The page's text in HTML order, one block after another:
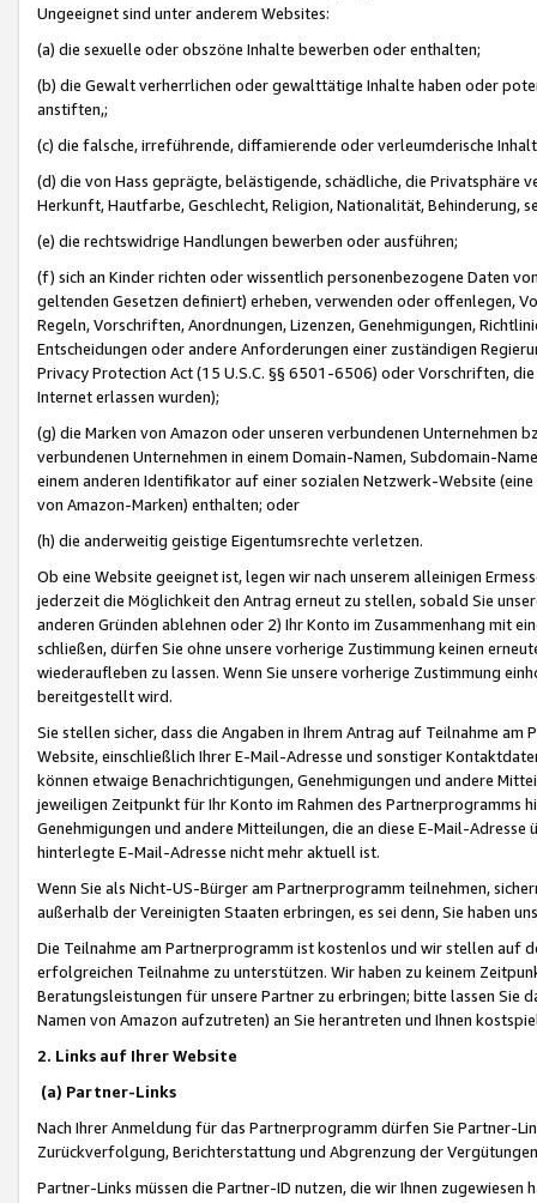
Ungeeignet sind unter anderem Websites:
(a) die sexuelle oder obszöne Inhalte bewerben oder enthalten;
(b) die Gewalt verherrlichen oder gewalttätige Inhalte haben oder
anstiften,;
(c) die falsche, irreführende, diffamierende oder verleumderische
(d) die von Hass geprägte, belästigende, schädliche, die Privatsphäre
Herkunft, Hautfarbe, Geschlecht, Religion, Nationalität, Behinderung,
(e) die rechtswidrige Handlungen bewerben oder ausführen;
(f) sich an Kinder richten oder wissentlich personenbezogene Daten
geltenden Gesetzen definiert) erheben, verwenden oder offenlegen,
Regeln, Vorschriften, Anordnungen, Lizenzen, Genehmigungen,
Entscheidungen oder andere Anforderungen einer zuständigen
Privacy Protection Act (15 U.S.C. §§ 6501-6506) oder Vorschriften,
Internet erlassen wurden);
(g) die Marken von Amazon oder unseren verbundenen Unternehmen
verbundenen Unternehmen in einem Domain-Namen, Subdomain-
einem anderen Identifikator auf einer sozialen Netzwerk-Website
von Amazon-Marken) enthalten; oder
(h) die anderweitig geistige Eigentumsrechte verletzen.
Ob eine Website geeignet ist, legen wir nach unserem alleinigen
jederzeit die Möglichkeit den Antrag erneut zu stellen, sobald Sie
anderen Gründen ablehnen oder 2) Ihr Konto im Zusammenhang mit
schließen, dürfen Sie ohne unsere vorherige Zustimmung keinen
wiederaufleben zu lassen. Wenn Sie unsere vorherige Zustimmung
bereitgestellt wird.
Sie stellen sicher, dass die Angaben in Ihrem Antrag auf Teilnahme
Website, einschließlich Ihrer E-Mail-Adresse und sonstiger
können etwaige Benachrichtigungen, Genehmigungen und andere
jeweiligen Zeitpunkt für Ihr Konto im Rahmen des Partnerprogramms
Genehmigungen und andere Mitteilungen, die an diese E-Mail-
hinterlegte E-Mail-Adresse nicht mehr aktuell ist.
Wenn Sie als Nicht-US-Bürger am Partnerprogramm teilnehmen,
außerhalb der Vereinigten Staaten erbringen, es sei denn, Sie haben
Die Teilnahme am Partnerprogramm ist kostenlos und wir stellen auf
erfolgreichen Teilnahme zu unterstützen. Wir haben zu keinem
Beratungsleistungen für unsere Partner zu erbringen; bitte lassen Sie
Namen von Amazon aufzutreten) an Sie herantreten und Ihnen
2. Links auf Ihrer Website
(a) Partner-Links
Nach Ihrer Anmeldung für das Partnerprogramm dürfen Sie Partner-
Zurückverfolgung, Berichterstattung und Abgrenzung der
Partner-Links müssen die Partner-ID nutzen, die wir Ihnen zugewiesen